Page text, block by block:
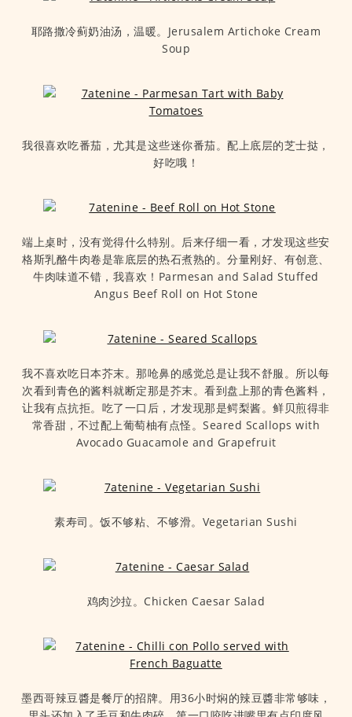
耶路撒冷蓟奶油汤，温暖。Jerusalem Artichoke Cream
Soup
我很喜欢吃番茄，尤其是这些迷你番茄。配上底层的芝士挞，
好吃哦！
端上桌时，没有觉得什么特别。后来仔细一看，才发现这些安
格斯乳酪牛肉卷是靠底层的热石煮熟的。分量刚好、有创意、
牛肉味道不错，我喜欢！Parmesan and Salad Stuffed
Angus Beef Roll on Hot Stone
我不喜欢吃日本芥末。那呛鼻的感觉总是让我不舒服。所以每
次看到青色的酱料就断定那是芥末。看到盘上那的青色酱料，
让我有点抗拒。吃了一口后，才发现那是鳄梨酱。鲜贝煎得非
常香甜，不过配上葡萄柚有点怪。Seared Scallops with
Avocado Guacamole and Grapefruit
素寿司。饭不够粘、不够滑。Vegetarian Sushi
鸡肉沙拉。Chicken Caesar Salad
墨西哥辣豆醬是餐厅的招牌。用36小时焖的辣豆醬非常够味，